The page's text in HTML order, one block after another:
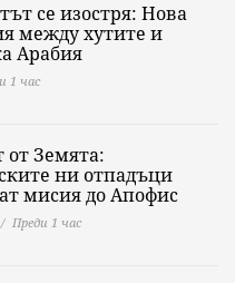
се изостря: Нова
между хутите и
Арабия
1 час
от Земята:
ни отпадъци
мисия до Апофис
Преди 1 час